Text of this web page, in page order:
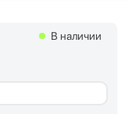
В наличии